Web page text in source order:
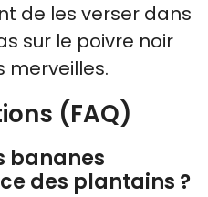
de les verser dans
sur le poivre noir
merveilles.
(FAQ)
bananes
des plantains ?